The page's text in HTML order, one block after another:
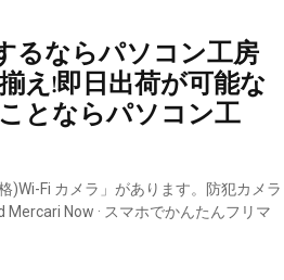
るならパソコン工房
え!即日出荷が可能な
とならパソコン工
)Wi-Fi カメラ」があります。防犯カメラ
Now · スマホでかんたんフリマ